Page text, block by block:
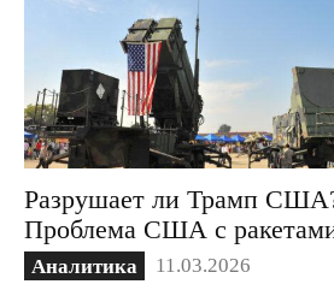
Разрушает ли Трамп
Проблема США с
Аналитика 11.03.2026